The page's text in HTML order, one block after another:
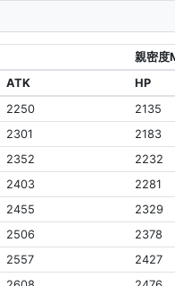
親密度
ATK HP
2250 2135
2301 2183
2352 2232
2403 2281
2455 2329
2506 2378
2557 2427